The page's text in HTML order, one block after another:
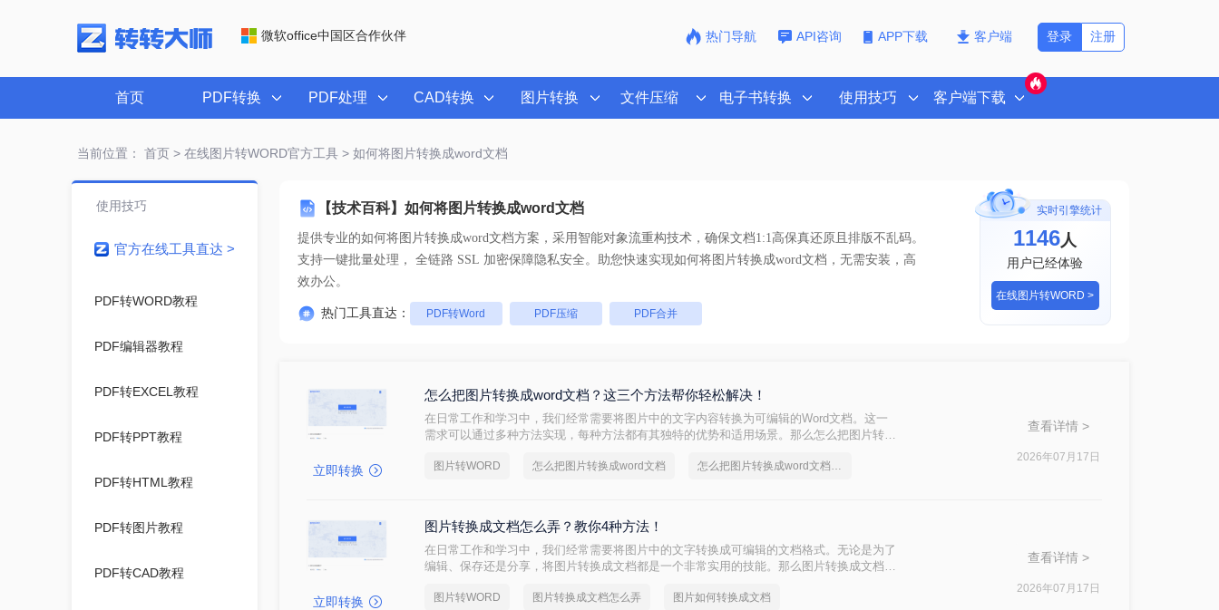
微软office中国区合作伙伴 热门导航 API咨询 APP下载 客户端 注册
登录
首页 PDF转换 PDF处理 CAD转换 图片转换 文件压缩 电子书转换 使用技巧 客户端下载
当前位置： 首页> 在线图片转WORD官方工具> 如何将图片转换成word文档
【技术百科】如何将图片转换成word文档
提供专业的如何将图片转换成word文档方案，采用智能对象流重构技术，确保文档1:1高保真还原且排版不乱码。
支持一键批量处理， 全链路 SSL 加密保障隐私安全。助您快速实现如何将图片转换成word文档 ，无需安装，高
效办公。
热门工具直达： PDF转Word PDF压缩 PDF合并
实时引擎统计
1146人
用户已经体验
在线图片转WORD >
使用技巧
官方在线工具直达 >
PDF转WORD教程
PDF编辑器教程
PDF转EXCEL教程
PDF转PPT教程
PDF转HTML教程
PDF转图片教程
PDF转CAD教程
立即转换
怎么把图片转换成word文档？这三个方法帮你轻松解决！
在日常工作和学习中，我们经常需要将图片中的文字内容转换为可编辑的Word文档。这一
需求可以通过多种方法实现，每种方法都有其独特的优势和适用场景。那么怎么把图片转换
时推荐一些实用的工具。
图片转WORD 怎么把图片转换成word文档 怎么把图片转换成word文档格式
查看详情 >
2026年07月17日
立即转换
图片转换成文档怎么弄？教你4种方法！
在日常工作和学习中，我们经常需要将图片中的文字转换成可编辑的文档格式。无论是为了
编辑、保存还是分享，将图片转换成文档都是一个非常实用的技能。那么图片转换成文档怎
图片转WORD 图片转换成文档怎么弄 图片如何转换成文档
查看详情 >
2026年07月17日